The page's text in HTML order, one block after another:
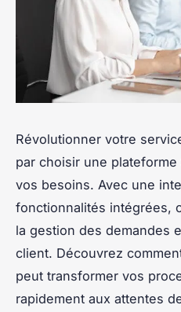
Révolutionner votre
par choisir une plateforme
vos besoins. Avec une
fonctionnalités intégrées,
la gestion des demandes
client. Découvrez
peut transformer vos
rapidement aux attentes